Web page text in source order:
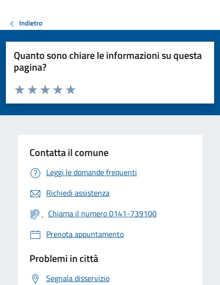
Indietro
Quanto sono chiare le informazioni su questa
pagina?
Valuta da 1 a 5 stelle la pagina
Valuta 5 stelle su 5
Valuta 4 stelle su 5
Valuta 3 stelle su 5
Valuta 2 stelle su 5
Valuta 1 stelle su 5
Contatta il comune
Leggi le domande frequenti
Richiedi assistenza
Chiama il numero 0141-739100
Prenota appuntamento
Problemi in città
Segnala disservizio